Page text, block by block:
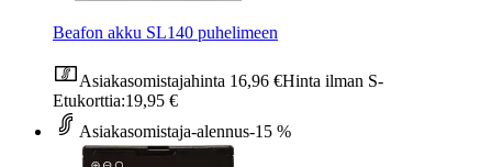
Beafon akku SL140 puhelimeen
Asiakasomistajahinta 16,96 €Hinta ilman S-
Etukorttia:19,95 €
Asiakasomistaja-alennus-15 %